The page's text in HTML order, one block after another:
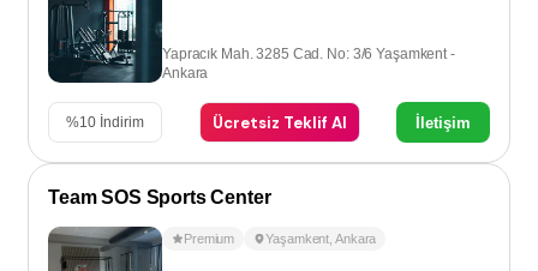
Yapracık Mah. 3285 Cad. No: 3/6 Yaşamkent -
Ankara
%10 İndirim Ücretsiz Teklif Al İletişim
Team SOS Sports Center
Premium Yaşamkent ,Ankara